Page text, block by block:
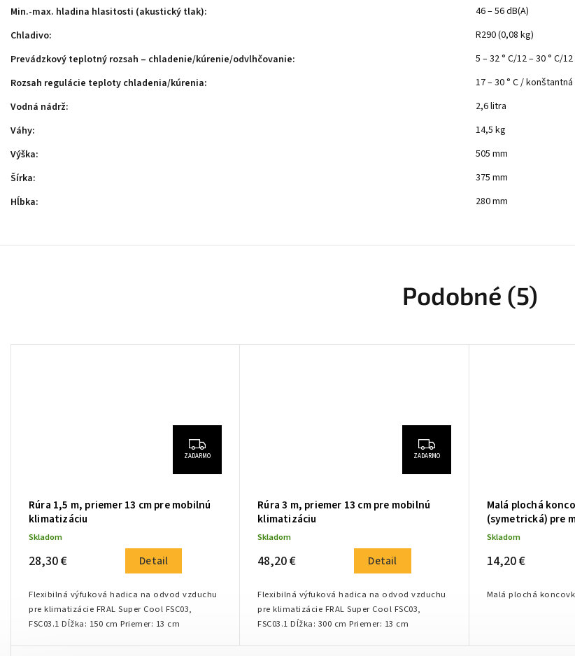
Min.-max. hladina hlasitosti (akustický tlak):
46 – 56 dB(A)
Chladivo:
R290 (0,08 kg)
Prevádzkový teplotný rozsah – chladenie/kúrenie/odvlhčovanie:
5 – 32 ° C/12 – 30 ° C/12
Rozsah regulácie teploty chladenia/kúrenia:
17 – 30 ° C / konštantná
Vodná nádrž:
2,6 litra
Váhy:
14,5 kg
Výška:
505 mm
Šírka:
375 mm
Hĺbka: 280 mm
Podobné (5)
ZADARMO
Rúra 1,5 m, priemer 13 cm pre mobilnú
klimatizáciu
Skladom
28,30 € Detail
Flexibilná výfuková hadica na odvod vzduchu
pre klimatizácie FRAL Super Cool FSC03,
FSC03.1 Dĺžka: 150 cm Priemer: 13 cm
ZADARMO
Rúra 3 m, priemer 13 cm pre mobilnú
klimatizáciu
Skladom
48,20 € Detail
Flexibilná výfuková hadica na odvod vzduchu
pre klimatizácie FRAL Super Cool FSC03,
FSC03.1 Dĺžka: 300 cm Priemer: 13 cm
Malá plochá
(symetrická) pre
Skladom
14,20 €
Malá plochá